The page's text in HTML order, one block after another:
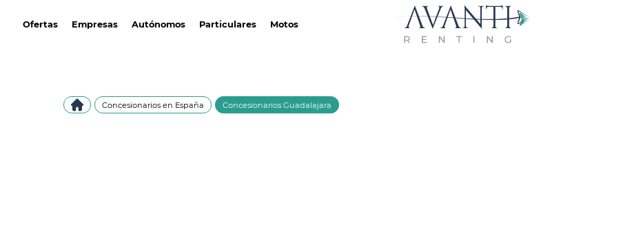
Ofertas Empresas Autónomos Particulares Motos
Concesionarios en España Concesionarios Guadalajara